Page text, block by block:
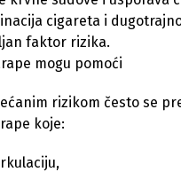
cigareta i
faktor rizika.
mogu pomoći
rizikom često se
koje: